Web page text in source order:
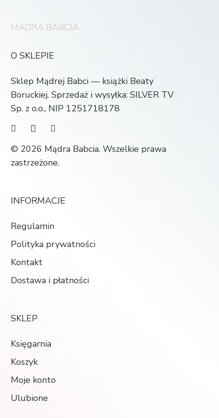
MĄDRA BABCIA
O SKLEPIE
Sklep Mądrej Babci — książki Beaty
Boruckiej. Sprzedaż i wysyłka: SILVER TV
Sp. z o.o., NIP 1251718178
© 2026 Mądra Babcia. Wszelkie prawa
zastrzeżone.
INFORMACJE
Regulamin
Polityka prywatności
Kontakt
Dostawa i płatności
SKLEP
Księgarnia
Koszyk
Moje konto
Ulubione